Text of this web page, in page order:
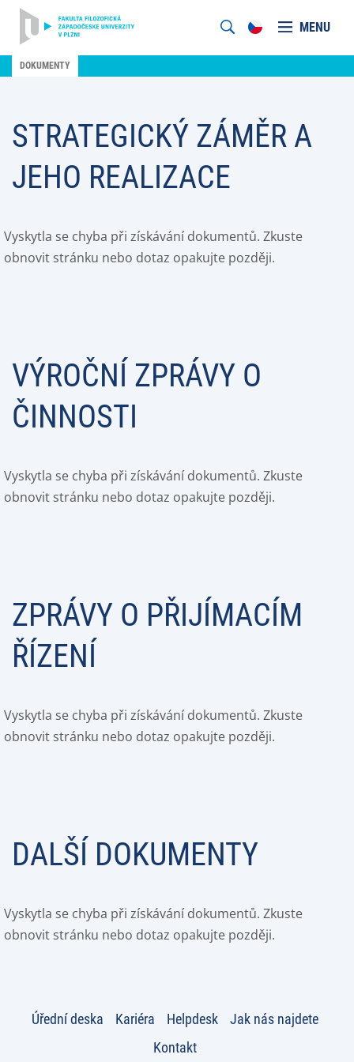
MENU
DOKUMENTY
STRATEGICKÝ ZÁMĚR A
JEHO REALIZACE
Vyskytla se chyba při získávání dokumentů. Zkuste
obnovit stránku nebo dotaz opakujte později.
VÝROČNÍ ZPRÁVY O
ČINNOSTI
Vyskytla se chyba při získávání dokumentů. Zkuste
obnovit stránku nebo dotaz opakujte později.
ZPRÁVY O PŘIJÍMACÍM
ŘÍZENÍ
Vyskytla se chyba při získávání dokumentů. Zkuste
obnovit stránku nebo dotaz opakujte později.
DALŠÍ DOKUMENTY
Vyskytla se chyba při získávání dokumentů. Zkuste
obnovit stránku nebo dotaz opakujte později.
Úřední deska Kariéra Helpdesk
Jak nás najdete
Kontakt